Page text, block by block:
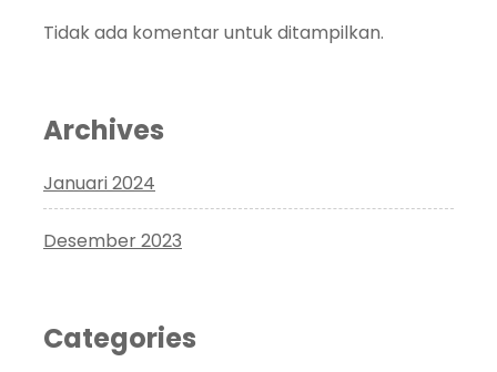
Tidak ada komentar untuk ditampilkan.
Archives
Januari 2024
Desember 2023
Categories